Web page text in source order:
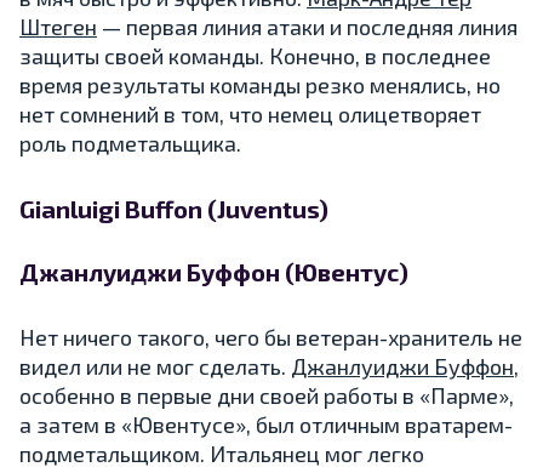
Штеген — первая линия атаки и последняя линия
защиты своей команды. Конечно, в последнее
время результаты команды резко менялись, но
нет сомнений в том, что немец олицетворяет
роль подметальщика.
Gianluigi Buffon (Juventus)
Джанлуиджи Буффон (Ювентус)
Нет ничего такого, чего бы ветеран-хранитель не
видел или не мог сделать. Джанлуиджи Буффон,
особенно в первые дни своей работы в «Парме»,
а затем в «Ювентусе», был отличным вратарем-
подметальщиком. Итальянец мог легко